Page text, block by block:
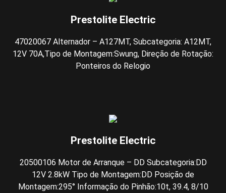
Prestolite Electric
47020067 Alternador – A127MT, Subcategoria: A12MT,
12V 70A,Tipo de Montagem:Swung, Direção de Rotação:
Ponteiros do Relogio
Prestolite Electric
20500106 Motor de Arranque – DD Subcategoria:DD
12V 2.8kW Tipo de Montagem:DD Posição de
Montagem:295° Informação do Pinhão:10t, 39.4, 8/10